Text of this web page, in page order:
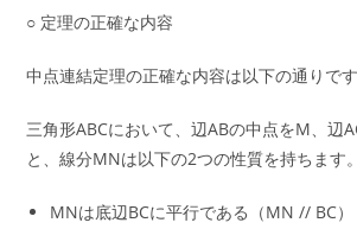
○ 定理の正確な内容
中点連結定理の正確な内容は以下の通りです
三角形ABCにおいて、辺ABの中点をM、辺
と、線分MNは以下の2つの性質を持ちます。
MNは底辺BCに平行である（MN // BC）